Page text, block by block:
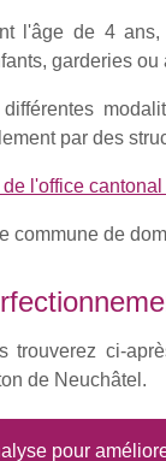
l'âge de 4 ans,
garderies ou
différentes
par des
de l'office
commune de
trouverez ci-
de Neuchâtel.
pour